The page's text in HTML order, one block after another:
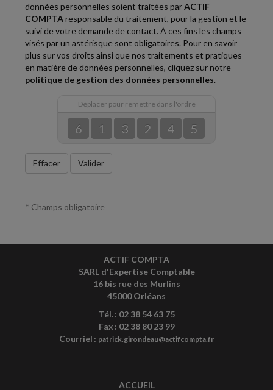
données personnelles soient traitées parACTIF
COMPTAresponsable du traitement, pour la gestion et le
suivi de votre demande de contact. À ces fins les champs
visés par un astérisque sont obligatoires. Pour en savoir
plus sur vos droits ainsi que nos traitements et pratiques
en matière de données personnelles, cliquez sur notre
politique de gestion des données personnelles.
Déplacer pour remettre dans l'ordre
6 1 3 2 4 5
Effacer Valider
* Champs obligatoire
ACTIF COMPTA
SARL d'Expertise Comptable
16 bis rue des Murlins
45000 Orléans
Tél. : 02 38 54 63 75
Fax : 02 38 80 23 99
Courriel : patrick.girondeau@actifcompta.fr
ACCUEIL